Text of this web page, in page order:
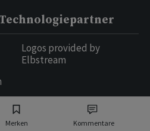
Merken Kommentare
Logos provided by
Elbstream